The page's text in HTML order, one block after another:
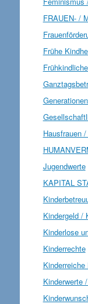
FRAUEN- /
Frühe
Hausfrauen
Jugendwerte
KAPITAL
Kindergeld /
Kinderlose
Kinderrechte
Kinderreiche
Kinderwerte